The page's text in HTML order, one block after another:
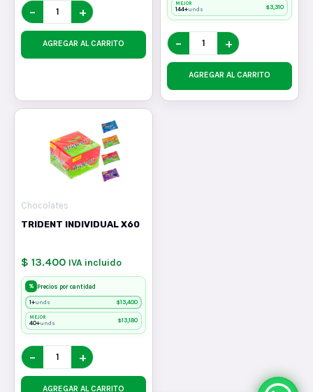
− +
AGREGAR AL CARRITO
MEJOR
144+unds $3,310
− +
AGREGAR AL CARRITO
Chocolates
TRIDENT INDIVIDUAL X60
$ 13.400 IVA incluido
% Precios por cantidad
1+unds $13,400
MEJOR
40+unds $13,180
− +
AGREGAR AL CARRITO